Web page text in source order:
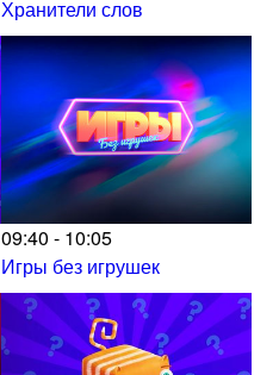
Хранители слов
09:40 - 10:05
Игры без игрушек